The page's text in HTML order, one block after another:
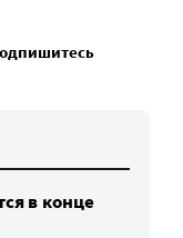
в конце